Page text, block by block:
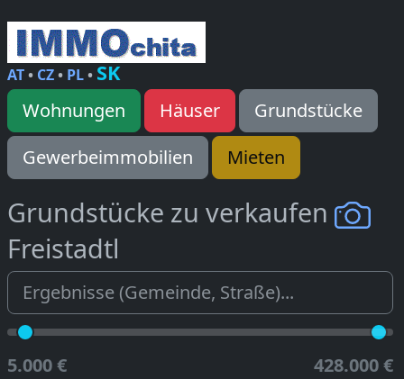
AT• CZ• PL• SK
Wohnungen Häuser
Grundstücke
Gewerbeimmobilien
Mieten
Grundstücke zu verkaufen
Freistadtl
5.000 € 428.000 €